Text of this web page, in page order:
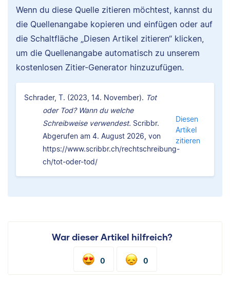
Wenn du diese Quelle zitieren möchtest, kannst du
die Quellenangabe kopieren und einfügen oder auf
die Schaltfläche „Diesen Artikel zitieren“ klicken,
um die Quellenangabe automatisch zu unserem
kostenlosen Zitier-Generator hinzuzufügen.
Schrader, T. (2023, 14. November). Tot
oder Tod? Wann du welche
Schreibweise verwendest. Scribbr.
Abgerufen am 4. August 2026, von
https://www.scribbr.ch/rechtschreibung-
ch/tot-oder-tod/
Diesen
Artikel
zitieren
War dieser Artikel hilfreich?
0 0